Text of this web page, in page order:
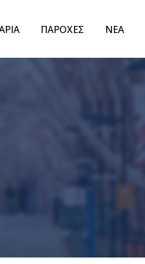
ΠΑΡΟΧΕΣ ΝΕΑ